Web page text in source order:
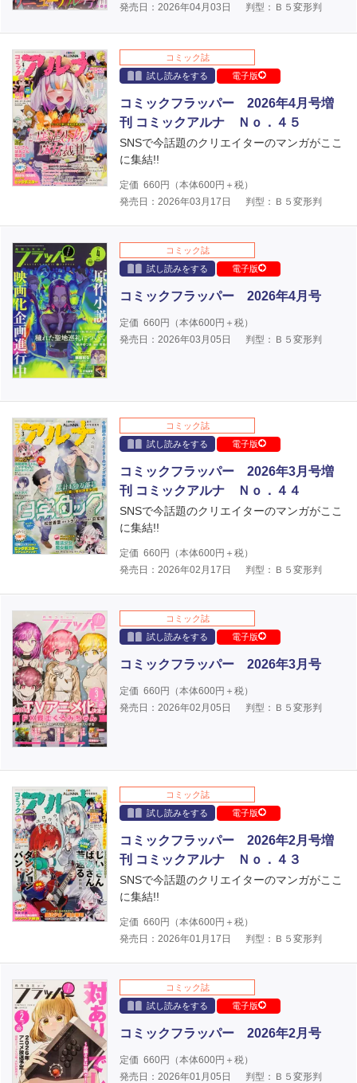
発売日：2026年04月03日
判型：Ｂ５変形判
コミック誌
試し読みをする
電子版
コミックフラッパー 2026年4月号増
刊 コミックアルナ Ｎｏ．４５
SNSで今話題のクリエイターのマンガがここ
に集結!!
定価 660円（本体600円＋税）
発売日：2026年03月17日
判型：Ｂ５変形判
コミック誌
試し読みをする
電子版
コミックフラッパー 2026年4月号
定価 660円（本体600円＋税）
発売日：2026年03月05日
判型：Ｂ５変形判
コミック誌
試し読みをする
電子版
コミックフラッパー 2026年3月号増
刊 コミックアルナ Ｎｏ．４４
SNSで今話題のクリエイターのマンガがここ
に集結!!
定価 660円（本体600円＋税）
発売日：2026年02月17日
判型：Ｂ５変形判
コミック誌
試し読みをする
電子版
コミックフラッパー 2026年3月号
定価 660円（本体600円＋税）
発売日：2026年02月05日
判型：Ｂ５変形判
コミック誌
試し読みをする
電子版
コミックフラッパー 2026年2月号増
刊 コミックアルナ Ｎｏ．４３
SNSで今話題のクリエイターのマンガがここ
に集結!!
定価 660円（本体600円＋税）
発売日：2026年01月17日
判型：Ｂ５変形判
コミック誌
試し読みをする
電子版
コミックフラッパー 2026年2月号
定価 660円（本体600円＋税）
発売日：2026年01月05日
判型：Ｂ５変形判